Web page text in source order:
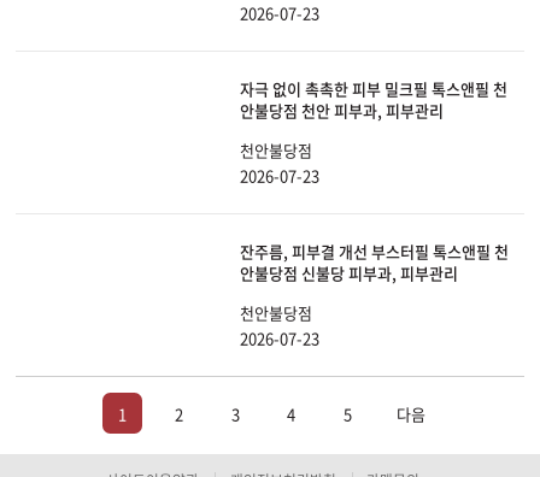
2026-07-23
자극 없이 촉촉한 피부 밀크필 톡스앤필 천
안불당점 천안 피부과, 피부관리
천안불당점
2026-07-23
잔주름, 피부결 개선 부스터필 톡스앤필 천
안불당점 신불당 피부과, 피부관리
천안불당점
2026-07-23
1 2 3 4 5 다음